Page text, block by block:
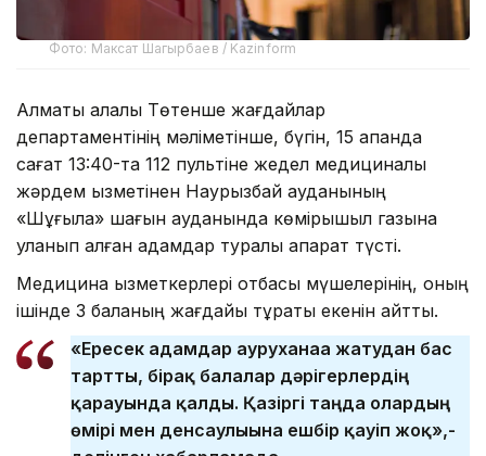
Фото: Максат Шагырбаев / Kazinform
Алматы қалалық Төтенше жағдайлар
департаментінің мәліметінше, бүгін, 15 ақпанда
сағат 13:40-та 112 пультіне жедел медициналық
жәрдем қызметінен Наурызбай ауданының
«Шұғыла» шағын ауданында көмірқышқыл газына
уланып қалған адамдар туралы ақпарат түсті.
Медицина қызметкерлері отбасы мүшелерінің, оның
ішінде 3 баланың жағдайы тұрақты екенін айтты.
«Ересек адамдар ауруханаға жатудан бас
тартты, бірақ балалар дәрігерлердің
қарауында қалды. Қазіргі таңда олардың
өмірі мен денсаулығына ешбір қауіп жоқ»,-